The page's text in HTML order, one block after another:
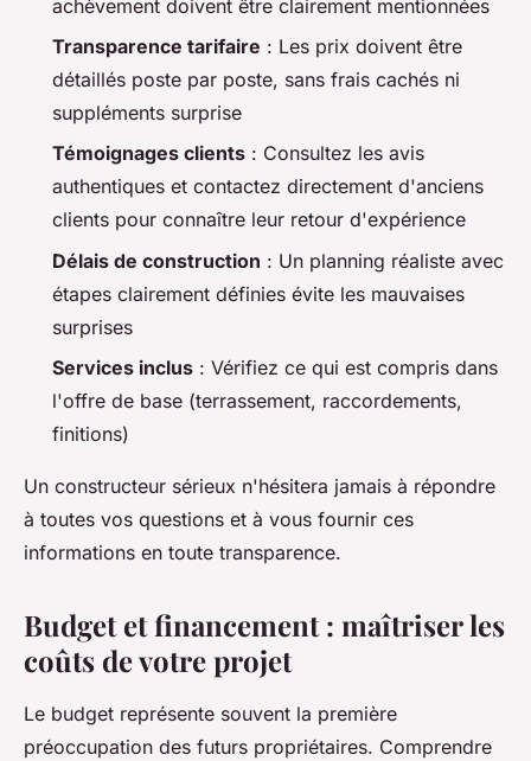
achèvement doivent être clairement mentionnées
Transparence tarifaire : Les prix doivent être
détaillés poste par poste, sans frais cachés ni
suppléments surprise
Témoignages clients : Consultez les avis
authentiques et contactez directement d'anciens
clients pour connaître leur retour d'expérience
Délais de construction : Un planning réaliste avec
étapes clairement définies évite les mauvaises
surprises
Services inclus : Vérifiez ce qui est compris dans
l'offre de base (terrassement, raccordements,
finitions)
Un constructeur sérieux n'hésitera jamais à répondre
à toutes vos questions et à vous fournir ces
informations en toute transparence.
Budget et financement : maîtriser les
coûts de votre projet
Le budget représente souvent la première
préoccupation des futurs propriétaires. Comprendre